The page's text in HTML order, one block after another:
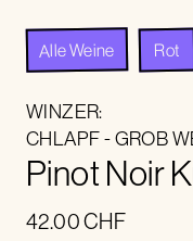
Alle Weine Rot
WINZER:
CHLAPF - GROB
Pinot Noir
42.00CHF